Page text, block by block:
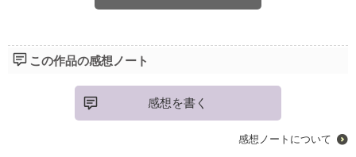
この作品の感想ノート
感想を書く
感想ノートについて